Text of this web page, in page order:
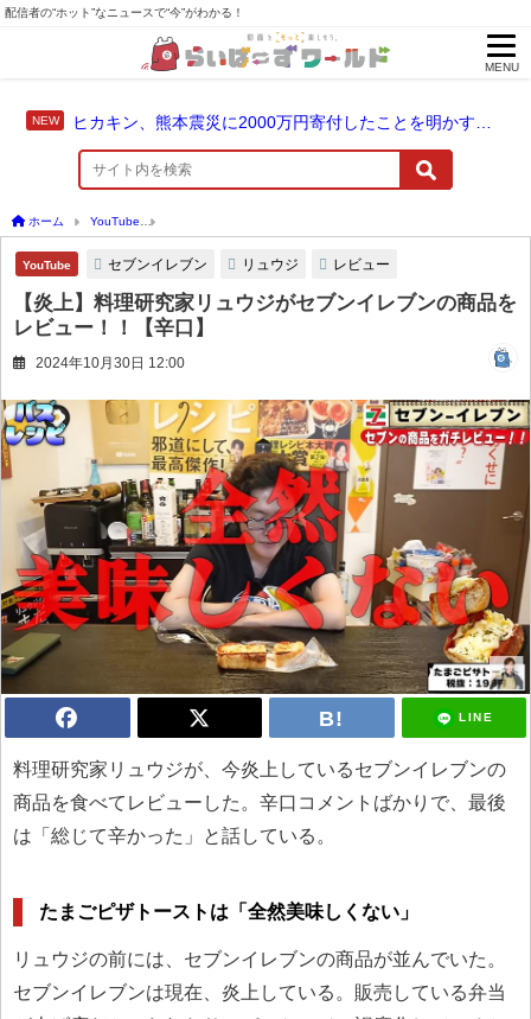
配信者の“ホット”なニュースで“今”がわかる！
MENU
ホーム YouTube
YouTube セブンイレブン リュウジ レビュー
【炎上】料理研究家リュウジがセブンイレブンの商品を
レビュー！！【辛口】
2024年10月30日 12:00
LINE
料理研究家リュウジが、今炎上しているセブンイレブンの
商品を食べてレビューした。辛口コメントばかりで、最後
は「総じて辛かった」と話している。
たまごピザトーストは「全然美味しくない」
リュウジの前には、セブンイレブンの商品が並んでいた。
セブンイレブンは現在、炎上している。販売している弁当